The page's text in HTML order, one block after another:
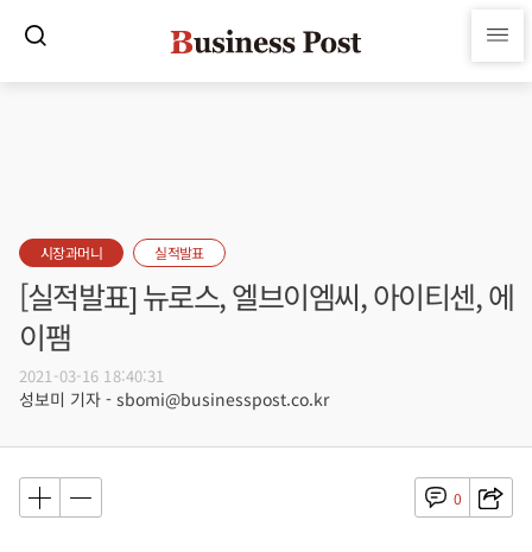
시장과머니 실적발표
[실적발표] 뉴로스, 엘브이엠씨, 아이티센, 에
이팸
2021-03-16 18:40:31
성보미 기자 - sbomi@businesspost.co.kr
0